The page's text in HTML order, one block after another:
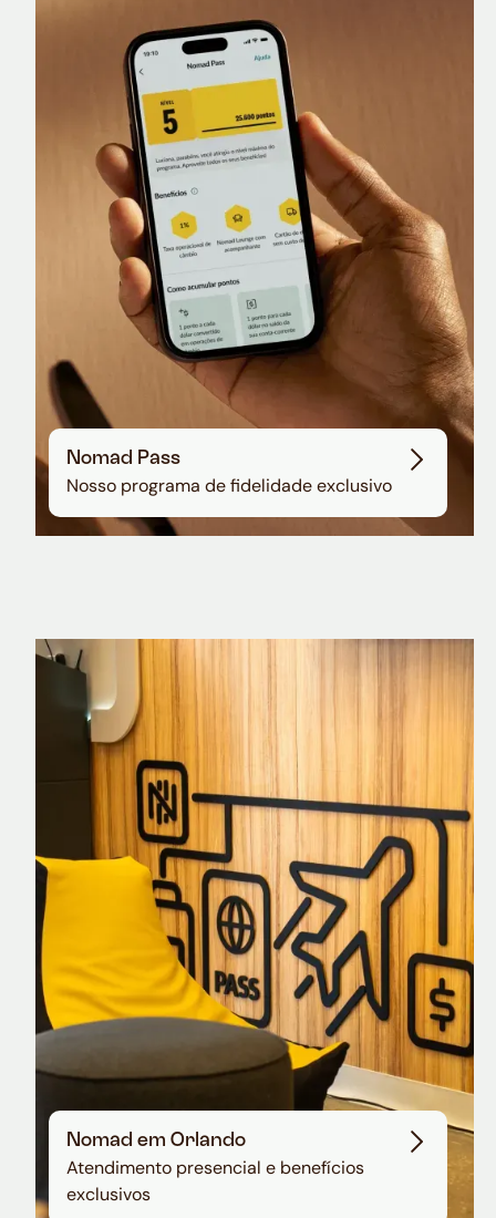
Nomad Lounge
Sala VIP no Aeroporto de Guarulhos
Nomad Pass
Nosso programa de fidelidade exclusivo
Nomad Explorer
Cartão de crédito brasileiro com cashback
em dólar
Nomad em Orlando
Atendimento presencial e benefícios
exclusivos